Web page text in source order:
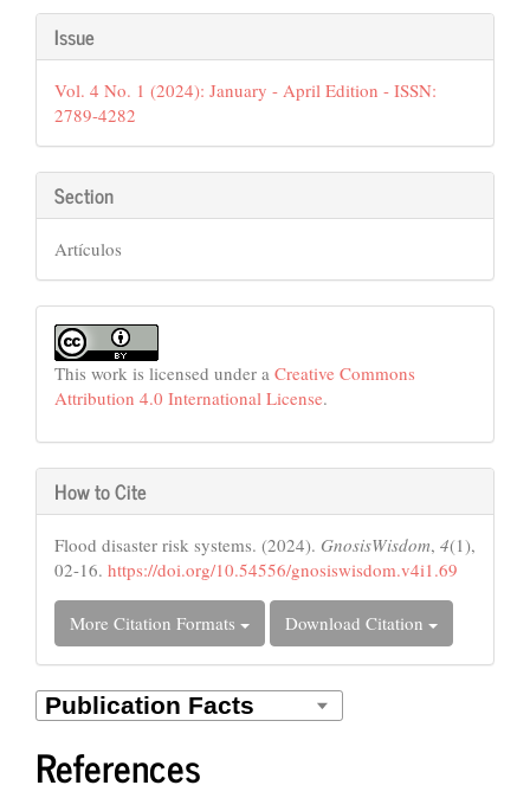
Article
Details
Issue
Vol. 4 No. 1 (2024): January - April Edition - ISSN:
2789-4282
Section
Artículos
This work is licensed under a Creative Commons
Attribution 4.0 International License.
How to Cite
Flood disaster risk systems. (2024). GnosisWisdom, 4(1),
02-16. https://doi.org/10.54556/gnosiswisdom.v4i1.69
More Citation Formats Download Citation
References